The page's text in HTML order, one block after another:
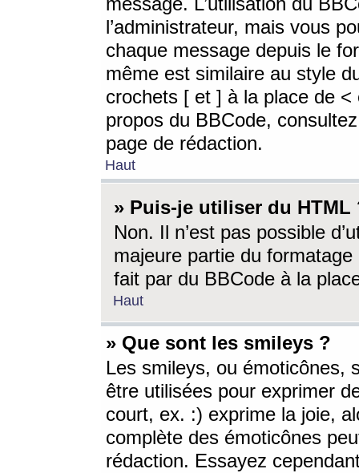
l’administrateur, mais vous
chaque message depuis le
même est similaire au style
crochets [ et ] à la place de <
propos du BBCode,
page de rédaction.
Haut
» Puis-je utiliser du HTML
Non. Il n’est pas possible
majeure partie du
fait par du BBCode à la
Haut
» Que sont les smileys ?
Les smileys, ou émoticônes,
être utilisées pour exprimer
court, ex. :) exprime la joie,
complète des émoticônes
rédaction. Essayez